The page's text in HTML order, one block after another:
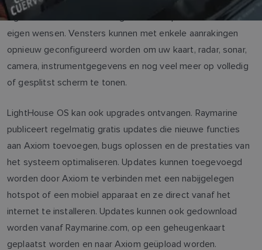
LightHouse OS is ook zeer goed aan te passen aan uw
eigen wensen. Vensters kunnen met enkele aanrakingen
opnieuw geconfigureerd worden om uw kaart, radar, sonar,
camera, instrumentgegevens en nog veel meer op volledig
of gesplitst scherm te tonen.
LightHouse OS kan ook upgrades ontvangen. Raymarine
publiceert regelmatig gratis updates die nieuwe functies
aan Axiom toevoegen, bugs oplossen en de prestaties van
het systeem optimaliseren. Updates kunnen toegevoegd
worden door Axiom te verbinden met een nabijgelegen
hotspot of een mobiel apparaat en ze direct vanaf het
internet te installeren. Updates kunnen ook gedownload
worden vanaf Raymarine.com, op een geheugenkaart
geplaatst worden en naar Axiom geüpload worden.